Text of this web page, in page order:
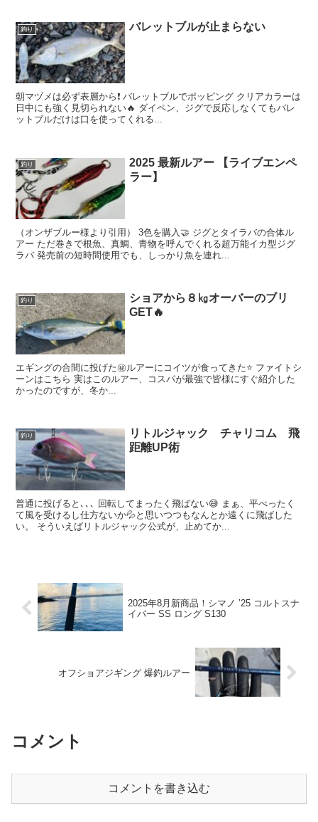
釣り バレットブルが止まらない
朝マヅメは必ず表層から❗️ バレットブルでポッピング クリアカラーは
日中にも強く見切られない🔥 ダイペン、ジグで反応しなくてもバレ
ットブルだけは口を使ってくれる...
釣り
2025 最新ルアー 【ライブエンペ
ラー】
（オンザブルー様より引用） 3色を購入🤝 ジグとタイラバの合体ル
アー ただ巻きで根魚、真鯛、青物を呼んでくれる超万能イカ型ジグ
ラバ 発売前の短時間使用でも、しっかり魚を連れ...
釣り
ショアから８㎏オーバーのブリ
GET🔥
エギングの合間に投げた㊙️ルアーにコイツが食ってきた⭐️ ファイトシ
ーンはこちら 実はこのルアー、コスパが最強で皆様にすぐ紹介した
かったのですが、冬か...
釣り
リトルジャック チャリコム 飛
距離UP術
普通に投げると､､､ 回転してまったく飛ばない😅 まぁ、平べったく
て風を受けるし仕方ないか💦と思いつつもなんとか遠くに飛ばした
い。 そういえばリトルジャック公式が、止めてか...
2025年8月新商品！シマノ ’25 コルトスナ
イパー SS ロング S130
オフショアジギング 爆釣ルアー
コメント
コメントを書き込む